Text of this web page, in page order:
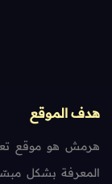
هدف الموقع
هرمش هو موقع
المعرفة بشكل